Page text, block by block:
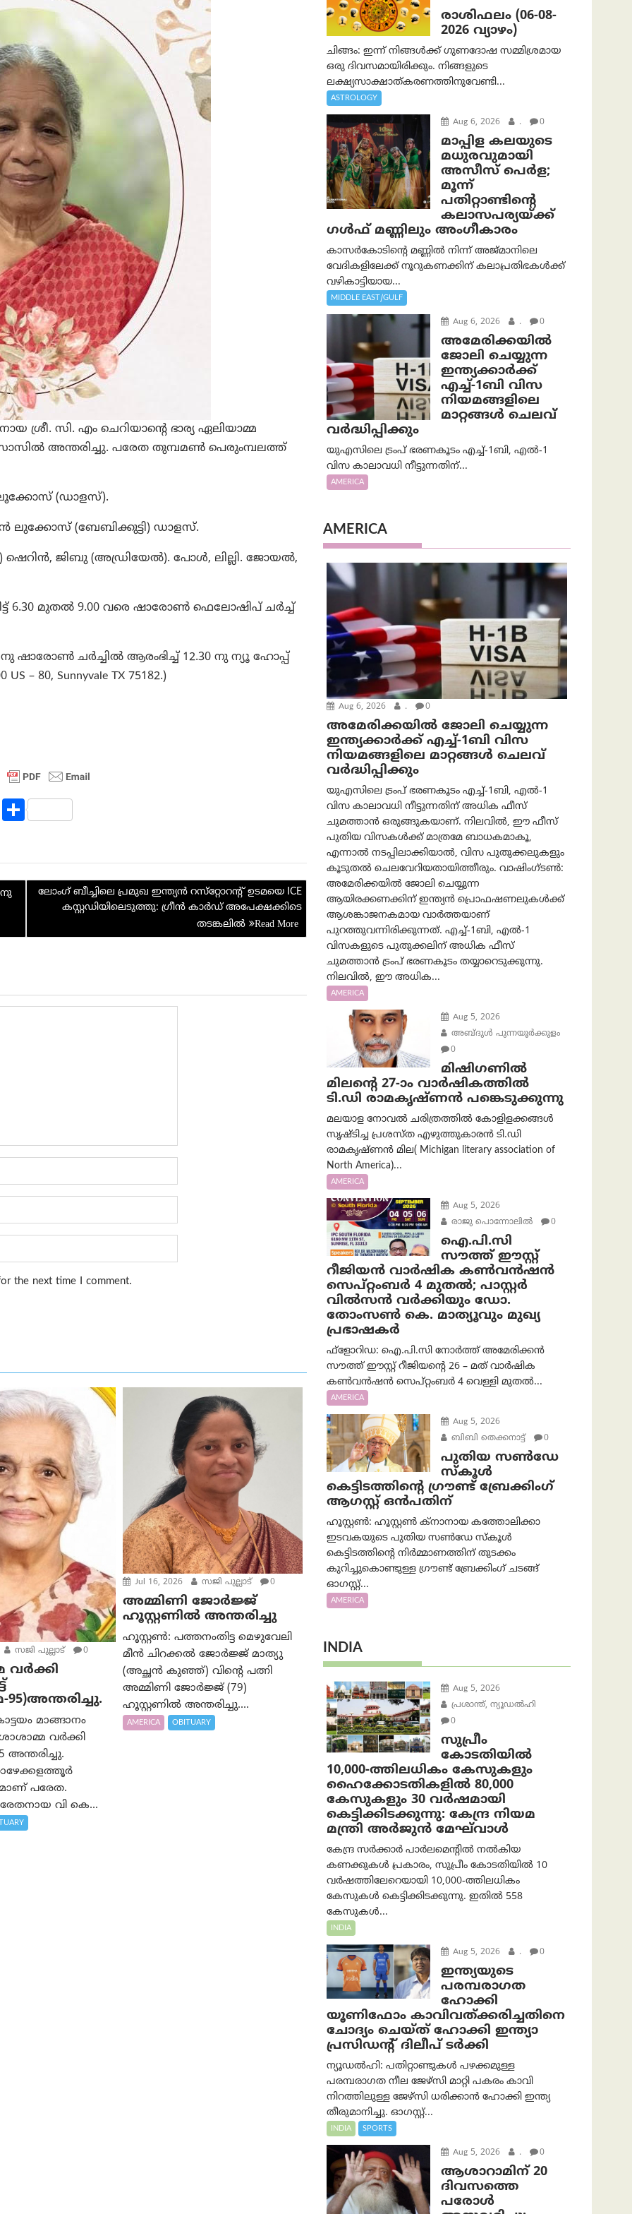
ശ്രീ. സി. എം ചെറിയാന്റെ ഭാര്യ ഏലിയാമ്മ
അന്തരിച്ചു. പരേത തുമ്പമൺ പെരുംമ്പലത്ത്
ലൂക്കോസ് (ഡാളസ്).
ലുക്കോസ് (ബേബിക്കുട്ടി) ഡാളസ്.
ജിബു (അഡ്രിയേൽ). പോൾ, ലില്ലി. ജോയൽ,
6.30 മുതൽ 9.00 വരെ ഷാരോൺ ഫെലോഷിപ് ചർച്ച്
ചർച്ചിൽ ആരംഭിച്ച് 12.30 നു ന്യൂ ഹോപ്പ്
Sunnyvale TX 75182.)
R S
ar
eലോംഗ് ബീച്ചിലെ പ്രമുഖ ഇന്ത്യൻ റസ്‌റ്റോറന്റ് ഉടമയെ ICE
കസ്റ്റഡിയിലെടുത്തു: ഗ്രീൻ കാർഡ് അപേക്ഷക്കിടെ
തടങ്കലിൽ
the next time I comment.
സജി പുല്ലാട് 0
വർക്കി
95)അന്തരിച്ചു.
മാങ്ങാനം
വർക്കി
അന്തരിച്ചു.
പരേത.
വി കെ...
Jul 16, 2026 സജി പുല്ലാട് 0
അമ്മിണി ജോർജ്ജ്
ഹൂസ്റ്റണിൽ അന്തരിച്ചു
ഹൂസ്റ്റൺ: പത്തനംതിട്ട മെഴുവേലി
മീൻ ചിറക്കൽ ജോർജ്ജ് മാത്യു
(അച്ഛൻ കുഞ്ഞ്) വിന്റെ പത്നി
അമ്മിണി ജോർജ്ജ് (79)
ഹൂസ്റ്റണിൽ അന്തരിച്ചു....
AMERICA OBITUARY
രാശിഫലം (06-08-
2026 വ്യാഴം)
ചിങ്ങം: ഇന്ന് നിങ്ങൾക്ക് ഗുണദോഷ സമ്മിശ്രമായ
ഒരു ദിവസമായിരിക്കും. നിങ്ങളുടെ
ലക്ഷ്യസാക്ഷാത്കരണത്തിനുവേണ്ടി...
ASTROLOGY
Aug 6, 2026 . 0
മാപ്പിള കലയുടെ
മധുരവുമായി
അസീസ് പെർള;
മൂന്ന്
പതിറ്റാണ്ടിന്റെ
കലാസപര്യയ്ക്ക്
ഗൾഫ് മണ്ണിലും അംഗീകാരം
കാസർകോടിന്റെ മണ്ണിൽ നിന്ന് അജ്മാനിലെ
വേദികളിലേക്ക് നൂറുകണക്കിന് കലാപ്രതിഭകൾക്ക്
വഴികാട്ടിയായ...
MIDDLE EAST/GULF
Aug 6, 2026 . 0
അമേരിക്കയില്‍
ജോലി ചെയ്യുന്ന
ഇന്ത്യക്കാർക്ക്
എച്ച്-1ബി വിസ
നിയമങ്ങളിലെ
മാറ്റങ്ങൾ ചെലവ്
വർദ്ധിപ്പിക്കും
യുഎസിലെ ട്രംപ് ഭരണകൂടം എച്ച്-1ബി, എൽ-1
വിസ കാലാവധി നീട്ടുന്നതിന്...
AMERICA
AMERICA
Aug 6, 2026 . 0
അമേരിക്കയില്‍ ജോലി ചെയ്യുന്ന
ഇന്ത്യക്കാർക്ക് എച്ച്-1ബി വിസ
നിയമങ്ങളിലെ മാറ്റങ്ങൾ ചെലവ്
വർദ്ധിപ്പിക്കും
യുഎസിലെ ട്രംപ് ഭരണകൂടം എച്ച്-1ബി, എൽ-1
വിസ കാലാവധി നീട്ടുന്നതിന് അധിക ഫീസ്
ചുമത്താൻ ഒരുങ്ങുകയാണ്. നിലവിൽ, ഈ ഫീസ്
പുതിയ വിസകൾക്ക് മാത്രമേ ബാധകമാകൂ,
എന്നാൽ നടപ്പിലാക്കിയാൽ, വിസ പുതുക്കലുകളും
കൂടുതൽ ചെലവേറിയതായിത്തീരും. വാഷിംഗ്ടണ്‍:
അമേരിക്കയില്‍ ജോലി ചെയ്യുന്ന
ആയിരക്കണക്കിന് ഇന്ത്യൻ പ്രൊഫഷണലുകൾക്ക്
ആശങ്കാജനകമായ വാർത്തയാണ്
പുറത്തുവന്നിരിക്കുന്നത്. എച്ച്-1ബി, എൽ-1
വിസകളുടെ പുതുക്കലിന് അധിക ഫീസ്
ചുമത്താൻ ട്രംപ് ഭരണകൂടം തയ്യാറെടുക്കുന്നു.
നിലവിൽ, ഈ അധിക...
AMERICA
Aug 5, 2026
അബ്ദുൾ പുന്നയൂർക്കുളം
0
മിഷിഗണിൽ
മിലന്റെ 27-ാം വാർഷികത്തിൽ
ടി.ഡി രാമകൃഷ്ണൻ പങ്കെടുക്കുന്നു
മലയാള നോവൽ ചരിത്രത്തിൽ കോളിളക്കങ്ങൾ
സൃഷ്ടിച്ച പ്രശസ്‌ത എഴുത്തുകാരൻ ടി.ഡി
രാമകൃഷ്ണൻ മില( Michigan literary association of
North America)...
AMERICA
Aug 5, 2026
രാജു പൊന്നോലിൽ
0
ഐ.പി.സി
സൗത്ത് ഈസ്റ്റ്
റീജിയൻ വാർഷിക കൺവൻഷൻ
സെപ്റ്റംബർ 4 മുതൽ; പാസ്റ്റർ
വിൽസൻ വർക്കിയും ഡോ.
തോംസൺ കെ. മാത്യൂവും മുഖ്യ
പ്രഭാഷകർ
ഫ്ളോറിഡ: ഐ.പി.സി നോർത്ത് അമേരിക്കൻ
സൗത്ത് ഈസ്റ്റ് റീജിയന്റെ 26 – മത് വാർഷിക
കൺവൻഷൻ സെപ്റ്റംബർ 4 വെള്ളി മുതൽ...
AMERICA
Aug 5, 2026
ബിബി തെക്കനാട്ട്
0
പുതിയ സൺഡേ
സ്കൂൾ
കെട്ടിടത്തിന്റെ ഗ്രൗണ്ട് ബ്രേക്കിംഗ്
ആഗസ്റ്റ് ഒൻപതിന്
ഹൂസ്റ്റൺ: ഹൂസ്റ്റൺ ക്നാനായ കത്തോലിക്കാ
ഇടവകയുടെ പുതിയ സൺഡേ സ്കൂൾ
കെട്ടിടത്തിന്റെ നിർമ്മാണത്തിന് തുടക്കം
കുറിച്ചുകൊണ്ടുള്ള ഗ്രൗണ്ട് ബ്രേക്കിംഗ് ചടങ്ങ്
ഓഗസ്റ്റ്...
AMERICA
INDIA
Aug 5, 2026
പ്രശാന്ത്, ന്യൂഡല്‍ഹി
0
സുപ്രീം
കോടതിയിൽ
10,000-ത്തിലധികം കേസുകളും
ഹൈക്കോടതികളിൽ 80,000
കേസുകളും 30 വർഷമായി
കെട്ടിക്കിടക്കുന്നു: കേന്ദ്ര നിയമ
മന്ത്രി അര്‍ജുന്‍ മേഘ്‌വാള്‍
കേന്ദ്ര സർക്കാർ പാർലമെന്റിൽ നൽകിയ
കണക്കുകൾ പ്രകാരം, സുപ്രീം കോടതിയിൽ 10
വർഷത്തിലേറെയായി 10,000-ത്തിലധികം
കേസുകൾ കെട്ടിക്കിടക്കുന്നു. ഇതിൽ 558
കേസുകൾ...
INDIA
Aug 5, 2026 . 0
ഇന്ത്യയുടെ
പരമ്പരാഗത
ഹോക്കി
യൂണിഫോം കാവിവത്ക്കരിച്ചതിനെ
ചോദ്യം ചെയ്ത് ഹോക്കി ഇന്ത്യാ
പ്രസിഡന്റ് ദിലീപ് ടര്‍ക്കി
ന്യൂഡൽഹി: പതിറ്റാണ്ടുകൾ പഴക്കമുള്ള
പരമ്പരാഗത നീല ജേഴ്‌സി മാറ്റി പകരം കാവി
നിറത്തിലുള്ള ജേഴ്‌സി ധരിക്കാൻ ഹോക്കി ഇന്ത്യ
തീരുമാനിച്ചു. ഓഗസ്റ്റ്...
INDIA SPORTS
Aug 5, 2026 . 0
ആശാറാമിന് 20
ദിവസത്തെ
പരോൾ